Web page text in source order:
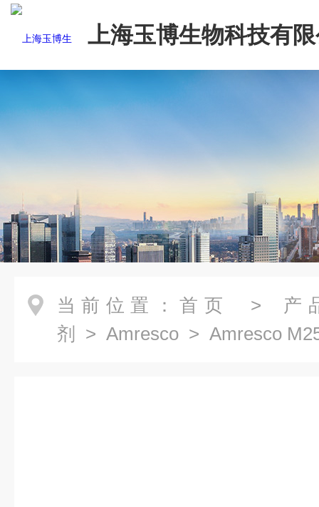
上海玉博生物科技有
当前位置： 首页 > 产
剂
> Amresco > Amresco